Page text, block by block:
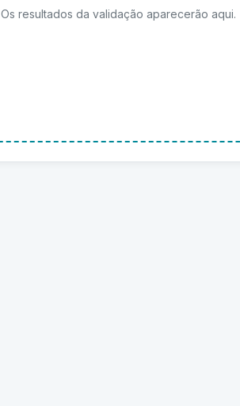
Os resultados da validação aparecerão aqui.